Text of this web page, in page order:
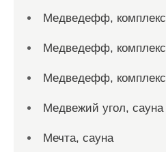
Медведефф, комплекс
Медведефф, комплекс
Медведефф, комплекс
Медвежий угол, сауна
Мечта, сауна